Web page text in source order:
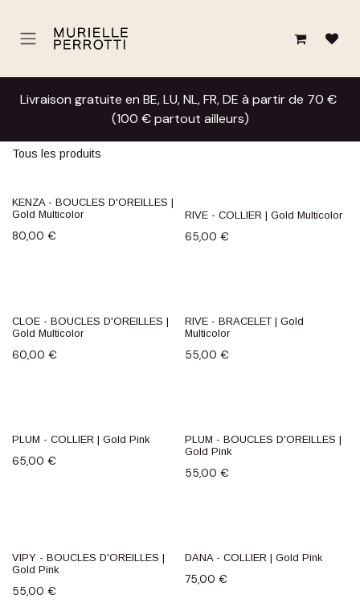
Livraison gratuite en BE, LU, NL, FR, DE à partir de 70 €
(100 € partout ailleurs)
Tous les produits
KENZA - BOUCLES D'OREILLES |
Gold Multicolor
80,00 €
RIVE - COLLIER | Gold Multicolor
65,00 €
CLOE - BOUCLES D'OREILLES |
Gold Multicolor
60,00 €
RIVE - BRACELET | Gold
Multicolor
55,00 €
PLUM - COLLIER | Gold Pink
65,00 €
PLUM - BOUCLES D'OREILLES |
Gold Pink
55,00 €
VIPY - BOUCLES D'OREILLES |
Gold Pink
55,00 €
DANA - COLLIER | Gold Pink
75,00 €